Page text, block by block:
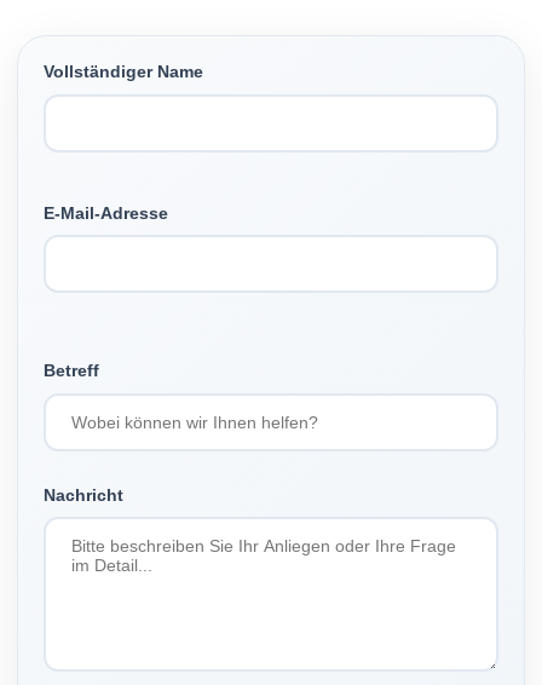
Vollständiger Name
E-Mail-Adresse
Betreff
Nachricht